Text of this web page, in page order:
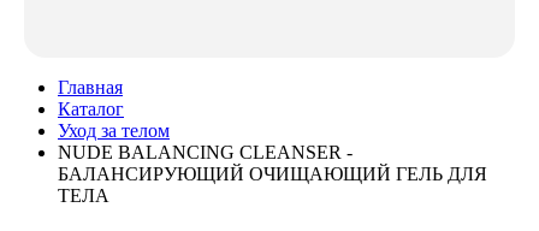
Главная
Каталог
Уход за телом
NUDE BALANCING CLEANSER -
БАЛАНСИРУЮЩИЙ ОЧИЩАЮЩИЙ ГЕЛЬ ДЛЯ
ТЕЛА